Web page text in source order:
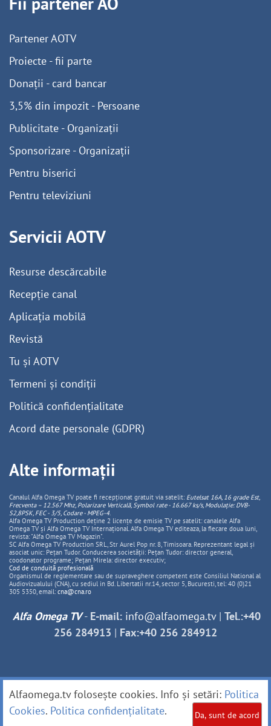
Partener AOTV
Proiecte - fii parte
Donații - card bancar
3,5% din impozit - Persoane
Publicitate - Organizații
Sponsorizare - Organizații
Pentru biserici
Pentru televiziuni
Servicii AOTV
Resurse descărcabile
Recepție canal
Aplicația mobilă
Revistă
Tu și AOTV
Termeni și condiții
Politică confidențialitate
Acord date personale (GDPR)
Alte informații
Canalul Alfa Omega TV poate fi recepționat gratuit via satelit: Eutelsat 16A, 16 grade Est,
Frecventa – 12.567 Mhz, PolarizareVerticală, Symbol rate - 16.667 ks/s, Modulație: DVB-
S2,8PSK, FEC - 3/5, Codare - MPEG-4.
Alfa Omega TV Production deține 2 licențe de emisie TV pe satelit: canalele Alfa
Omega TV și Alfa Omega TV Internațional. Alfa Omega TV editeaza, la fiecare doua luni,
revista: "Alfa Omega TV Magazin".
SC Alfa Omega TV Production SRL, Str Aurel Pop nr. 8, Timisoara. Reprezentant legal și
asociat unic: Pețan Tudor. Conducerea societății: Pețan Tudor: director general,
coodonator programe; Pețan Mirela: director executiv;
Cod de conduită profesională
Organismul de reglementare sau de supraveghere competent este Consiliul National al
Audiovizualului (CNA), cu sediul in Bd. Libertatii nr.14, sector 5, Bucuresti, tel: 40 (0)21
305 5350, email: cna@cna.ro
Alfa Omega TV- E-mail: info@alfaomega.tv| Tel.:+40
256 284913 | Fax:+40 256 284912
Alfaomega.tv folosește cookies. Info și setări: Politica
Cookies. Politica confidențialitate. Da, sunt de acord